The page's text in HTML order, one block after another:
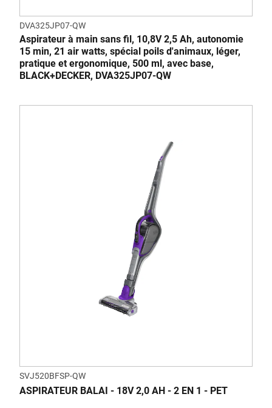
DVA325JP07-QW
Aspirateur à main sans fil, 10,8V 2,5 Ah, autonomie
15 min, 21 air watts, spécial poils d'animaux, léger,
pratique et ergonomique, 500 ml, avec base,
BLACK+DECKER, DVA325JP07-QW
SVJ520BFSP-QW
ASPIRATEUR BALAI - 18V 2,0 AH - 2 EN 1 - PET